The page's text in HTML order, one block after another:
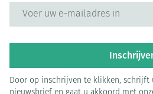
Door op inschrijven te klikken, schrijft